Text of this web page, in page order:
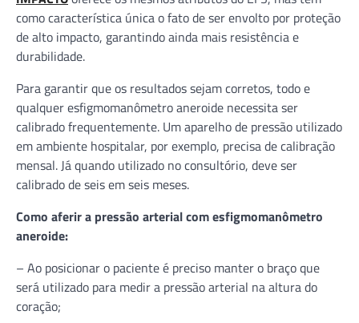
como característica única o fato de ser envolto por proteção
de alto impacto, garantindo ainda mais resistência e
durabilidade.
Para garantir que os resultados sejam corretos, todo e
qualquer esfigmomanômetro aneroide necessita ser
calibrado frequentemente. Um aparelho de pressão utilizado
em ambiente hospitalar, por exemplo, precisa de calibração
mensal. Já quando utilizado no consultório, deve ser
calibrado de seis em seis meses.
Como aferir a pressão arterial com esfigmomanômetro
aneroide:
– Ao posicionar o paciente é preciso manter o braço que
será utilizado para medir a pressão arterial na altura do
coração;